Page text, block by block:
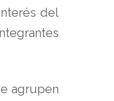
del
agrupen